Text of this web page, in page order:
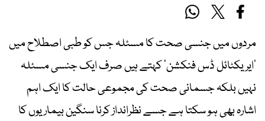
مردوں میں جنسی صحت کا مسئلہ جس کو طبی اصطلاح میں
’ایریکٹائل ڈس فنکشن‘ کہتے ہیں صرف ایک جنسی مسئلہ
نہیں بلکہ جسمانی صحت کی مجموعی حالت کا ایک اہم
اشارہ بھی ہو سکتا ہے جسے نظرانداز کرنا سنگین بیماریوں کا